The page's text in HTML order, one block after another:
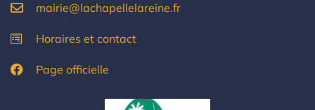
mairie@lachapellelareine.fr
Horaires et contact
Page officielle